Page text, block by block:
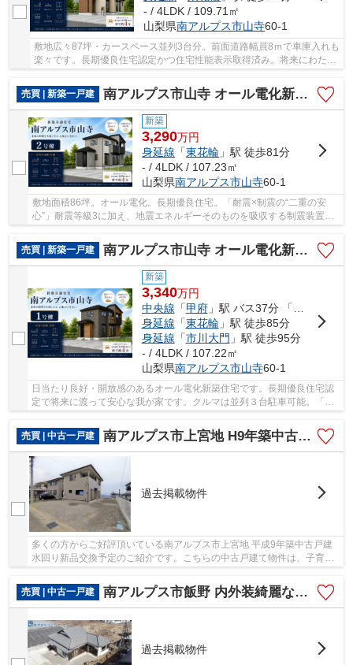
- / 4LDK / 109.71㎡
山梨県南アルプス市山寺60-1
敷地広々87坪・カースペース並列3台分。前面道路幅員8ｍで車庫入れも
楽々です。長期優良住宅認定かつ住宅性能表示取得済み。将来にわたっ
売買 | 新築一戸建
南アルプス市山寺 オール電化新築全3棟 2号棟 車並列3台
新築
3,290万円
身延線 「東花輪 」駅 徒歩81分
- / 4LDK / 107.23㎡
山梨県南アルプス市山寺60-1
敷地面積86坪。オール電化。長期優良住宅。「耐震×制震の“二重の安
心”」耐震等級3に加え、地震エネルギーそのものを吸収する制震装置ま
売買 | 新築一戸建
南アルプス市山寺 オール電化新築全3棟 1号棟 敷地87坪
新築
3,340万円
中央線 「甲府」駅 バス37分 「小笠原下仲町」 停歩9分
身延線 「東花輪 」駅 徒歩85分
身延線 「市川大門 」駅 徒歩95分
- / 4LDK / 107.22㎡
山梨県南アルプス市山寺60-1
日当たり良好・開放感のあるオール電化新築住宅です。長期優良住宅認
定で将来に渡って安心な我が家です。クルマは並列３台駐車可能。「外
売買 | 中古一戸建
南アルプス市上宮地 H9年築中古 敷地79坪 水回り新品交換
過去掲載物件
多くの方からご好評頂いている南アルプス市上宮地 平成9年築中古戸建
水回り新品交換予定のご紹介です。こちらの中古戸建て物件は、子育て
売買 | 中古一戸建
南アルプス市飯野 内外装綺麗な平屋 敷地138坪 建物33坪
過去掲載物件